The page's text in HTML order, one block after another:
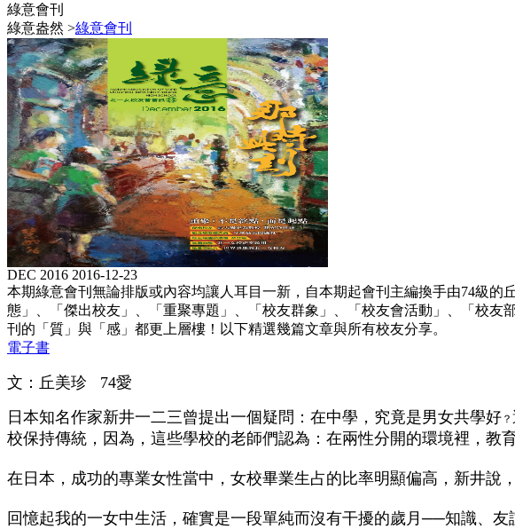
綠意會刊
綠意盎然 >綠意會刊
DEC 2016 2016-12-23
本期綠意會刊無論排版或內容均讓人耳目一新，自本期起會刊主編換手由74級
態」、「傑出校友」、「重聚專題」、「校友群象」、「校友會活動」、「校
刊的「質」與「感」都更上層樓！以下精選幾篇文章與所有校友分享。
電子書
文：丘美珍 74愛
日本知名作家新井一二三曾提出一個疑問：在中學，究竟是男女共學好 ？
校保持傳統，因為，這些學校的老師們認為：在兩性分開的環境裡，教
在日本，成功的專業女性當中，女校畢業生占的比率明顯偏高，新井說
回憶起我的一女中生活，確實是一段單純而沒有干擾的歲月──知識、